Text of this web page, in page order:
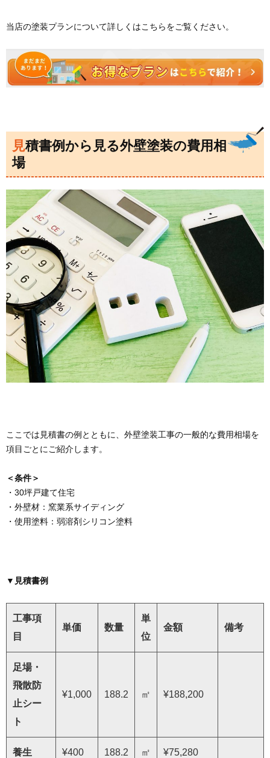
当店の塗装プランについて詳しくはこちらをご覧ください。
見積書例から見る外壁塗装の費用相
場
ここでは見積書の例とともに、外壁塗装工事の一般的な費用相場を
項目ごとにご紹介します。
＜条件＞
・30坪戸建て住宅
・外壁材：窯業系サイディング
・使用塗料：弱溶剤シリコン塗料
▼見積書例
工事項
目
単価 数量
単
位
金額 備考
足場・
飛散防
止シー
ト
¥1,000 188.2 ㎡ ¥188,200
養生 ¥400 188.2 ㎡ ¥75,280